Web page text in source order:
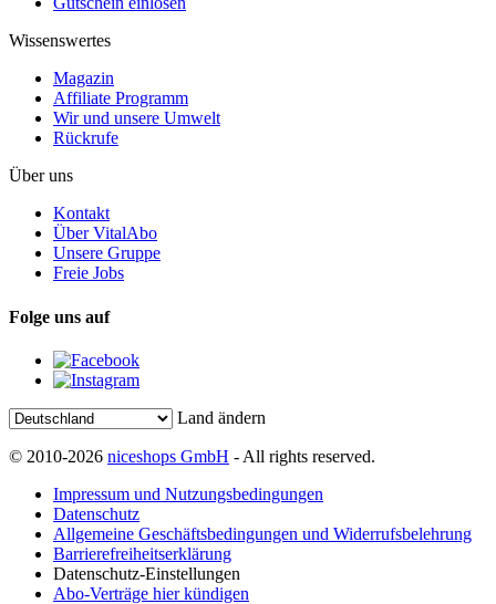
Wissenswertes
Magazin
Affiliate Programm
Wir und unsere Umwelt
Rückrufe
Über uns
Kontakt
Über VitalAbo
Unsere Gruppe
Freie Jobs
Folge uns auf
Land ändern
© 2010-2026 niceshops GmbH - All rights reserved.
Impressum und Nutzungsbedingungen
Datenschutz
Allgemeine Geschäftsbedingungen und Widerrufsbelehrung
Barrierefreiheitserklärung
Datenschutz-Einstellungen
Abo-Verträge hier kündigen